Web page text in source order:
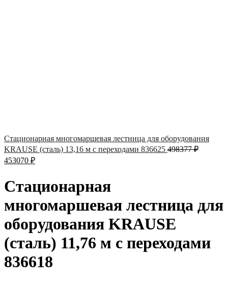
Стационарная многомаршевая лестница для оборудования
KRAUSE (сталь) 13,16 м с переходами 836625 498377₽
453070 ₽
Стационарная
многомаршевая лестница для
оборудования KRAUSE
(сталь) 11,76 м с переходами
836618